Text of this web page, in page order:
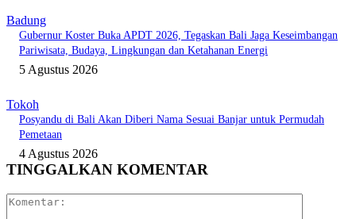
Badung
Gubernur Koster Buka APDT 2026, Tegaskan Bali Jaga Keseimbangan
Pariwisata, Budaya, Lingkungan dan Ketahanan Energi
5 Agustus 2026
Tokoh
Posyandu di Bali Akan Diberi Nama Sesuai Banjar untuk Permudah
Pemetaan
4 Agustus 2026
TINGGALKAN KOMENTAR